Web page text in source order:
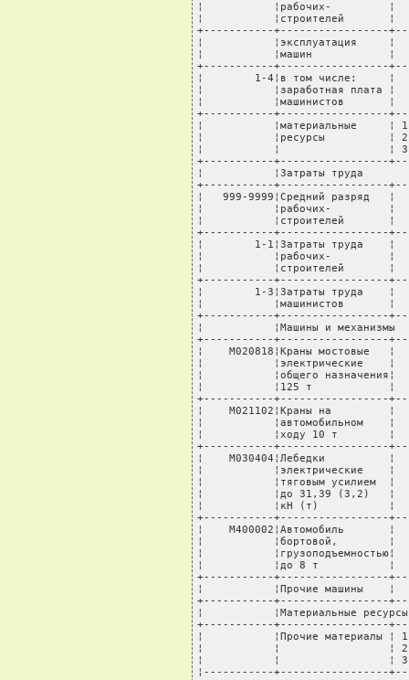
¦           ¦рабочих-
¦           ¦строителей
+-----------+-----------------
¦           ¦эксплуатация
¦           ¦машин
+-----------+-----------------
¦        1-4¦в том числе:
¦           ¦заработная
¦           ¦машинистов
+-----------+-----------------
¦           ¦материальные
¦           ¦ресурсы          ¦
¦           ¦                 ¦ 3
+-----------+-----------------
¦           ¦Затраты
+-----------+-----------------
¦   999-9999¦Средний
¦           ¦рабочих-
¦           ¦строителей
+-----------+-----------------
¦        1-1¦Затраты труда
¦           ¦рабочих-
¦           ¦строителей
+-----------+-----------------
¦        1-3¦Затраты труда
¦           ¦машинистов
+-----------+-----------------
¦           ¦Машины и
+-----------+-----------------
¦    М020818¦Краны
¦
¦           ¦общего
¦           ¦125 т
+-----------+-----------------
¦    М021102¦Краны на
¦
¦           ¦ходу 10 т
+-----------+-----------------
¦    М030404¦Лебедки
¦
¦           ¦тяговым
¦           ¦до 31,39 (3,2)
¦           ¦кН (т)
+-----------+-----------------
¦    М400002¦Автомобиль
¦           ¦бортовой,
¦
¦           ¦до 8 т
+-----------+-----------------
¦           ¦Прочие машины
+-----------+-----------------
¦           ¦Материальные
+-----------+-----------------
¦           ¦Прочие
¦           ¦                 ¦ 2
¦           ¦                 ¦ 3
¦-----------+-----------------